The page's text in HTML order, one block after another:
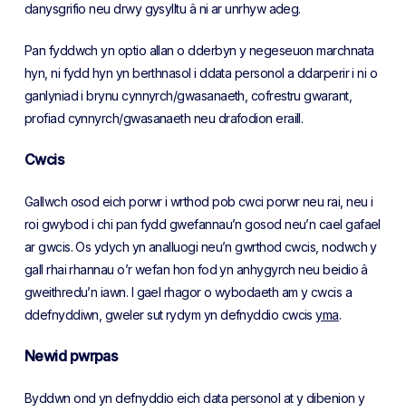
danysgrifio neu drwy gysylltu â ni ar unrhyw adeg.
Pan fyddwch yn optio allan o dderbyn y negeseuon marchnata
hyn, ni fydd hyn yn berthnasol i ddata personol a ddarperir i ni o
ganlyniad i brynu cynnyrch/gwasanaeth, cofrestru gwarant,
profiad cynnyrch/gwasanaeth neu drafodion eraill.
Cwcis
Gallwch osod eich porwr i wrthod pob cwci porwr neu rai, neu i
roi gwybod i chi pan fydd gwefannau’n gosod neu’n cael gafael
ar gwcis. Os ydych yn analluogi neu’n gwrthod cwcis, nodwch y
gall rhai rhannau o’r wefan hon fod yn anhygyrch neu beidio â
gweithredu’n iawn. I gael rhagor o wybodaeth am y cwcis a
ddefnyddiwn, gweler sut rydym yn defnyddio cwcisyma.
Newid pwrpas
Byddwn ond yn defnyddio eich data personol at y dibenion y